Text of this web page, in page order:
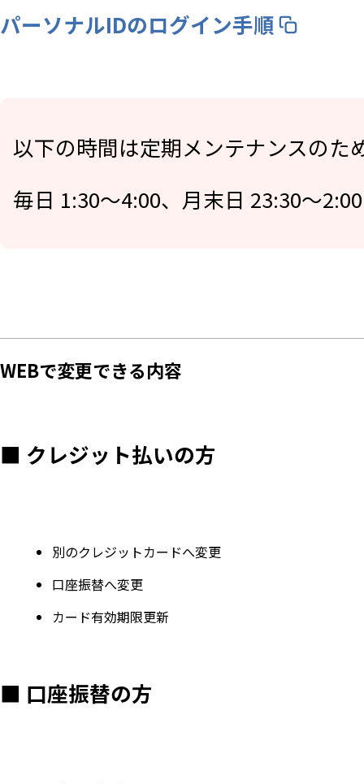
パーソナルIDのログイン手順
以下の時間は定期メンテナンスのた
毎日 1:30～4:00、月末日 23:30～
WEBで変更できる内容
■ クレジット払いの方
別のクレジットカードへ変更
口座振替へ変更
カード有効期限更新
■ 口座振替の方